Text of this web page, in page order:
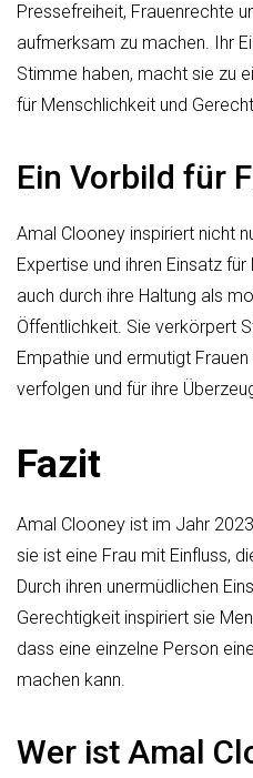
Pressefreiheit, Frauenrechte
aufmerksam zu machen. Ihr
Stimme haben, macht sie zu
für Menschlichkeit und
Ein Vorbild für
Amal Clooney inspiriert nicht
Expertise und ihren Einsatz
auch durch ihre Haltung als
Öffentlichkeit. Sie verkörpert
Empathie und ermutigt
verfolgen und für ihre
Fazit
Amal Clooney ist im Jahr
sie ist eine Frau mit Einfluss,
Durch ihren unermüdlichen
Gerechtigkeit inspiriert sie
dass eine einzelne Person
machen kann.
Wer ist Amal